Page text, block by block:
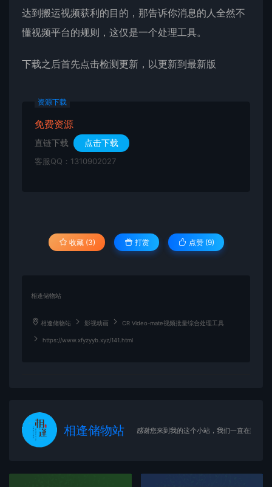
达到搬运视频获利的目的，那告诉你消息的人全然不
懂视频平台的规则，这仅是一个处理工具。
下载之后首先点击检测更新，以更新到最新版
资源下载
免费资源
直链下载 点击下载
客服QQ：1310902027
收藏 (3) 打赏 点赞 (9)
相逢储物站
相逢储物站 影视动画 CR Video-mate视频批量综合处理工具
https://www.xfyzyyb.xyz/141.html
相逢储物站 感谢您来到我的这个小站，我们一直在路上